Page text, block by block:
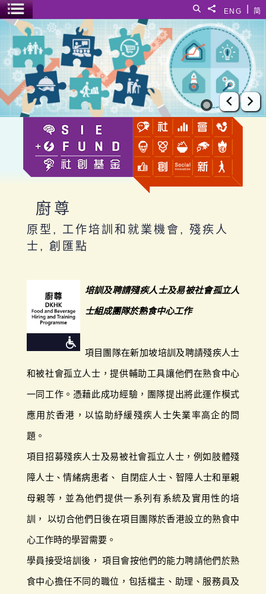
简
ENG
分享給
搜尋
選單開關
廚尊
上一張
下
廚尊
原型, 工作培訓和就業機會, 殘疾人
士, 創匯點
培訓及聘請殘疾人士及易被社會孤立人
士組成團隊於熟食中心工作
項目團隊在新加坡培訓及聘請殘疾人士
和被社會孤立人士，提供輔助工具讓他們在熟食中心
一同工作。憑藉此成功經驗，團隊提出將此運作模式
應用於香港，以協助紓緩殘疾人士失業率高企的問
題。
項目招募殘疾人士及易被社會孤立人士，例如肢體殘
障人士、情緒病患者、 自閉症人士、智障人士和單親
母親等，並為他們提供一系列有系統及實用性的培
訓， 以切合他們日後在項目團隊於香港設立的熟食中
心工作時的學習需要。
學員接受培訓後， 項目會按他們的能力聘請他們於熟
食中心擔任不同的職位，包括檔主、助理、服務員及